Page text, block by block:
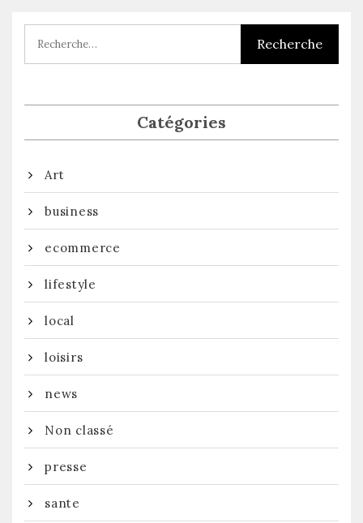
Catégories
Art
business
ecommerce
lifestyle
local
loisirs
news
Non classé
presse
sante